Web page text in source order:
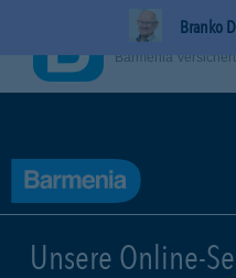
Branko
Unsere Online-
BarmeniaApp
Barmenia